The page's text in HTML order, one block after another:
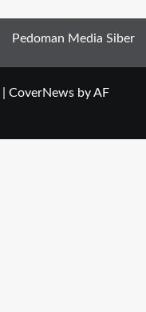
Pedoman Media Siber
CoverNewsby AF